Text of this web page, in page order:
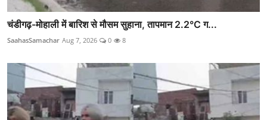
चंडीगढ़-मोहाली में बारिश से मौसम सुहाना, तापमान 2.2°C ग...
SaahasSamachar Aug 7, 2026 0 8